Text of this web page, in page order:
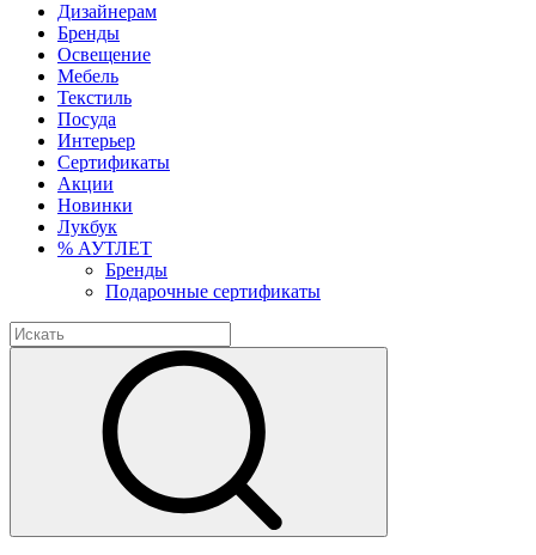
Дизайнерам
Бренды
Освещение
Мебель
Текстиль
Посуда
Интерьер
Сертификаты
Акции
Новинки
Лукбук
% АУТЛЕТ
Бренды
Подарочные сертификаты